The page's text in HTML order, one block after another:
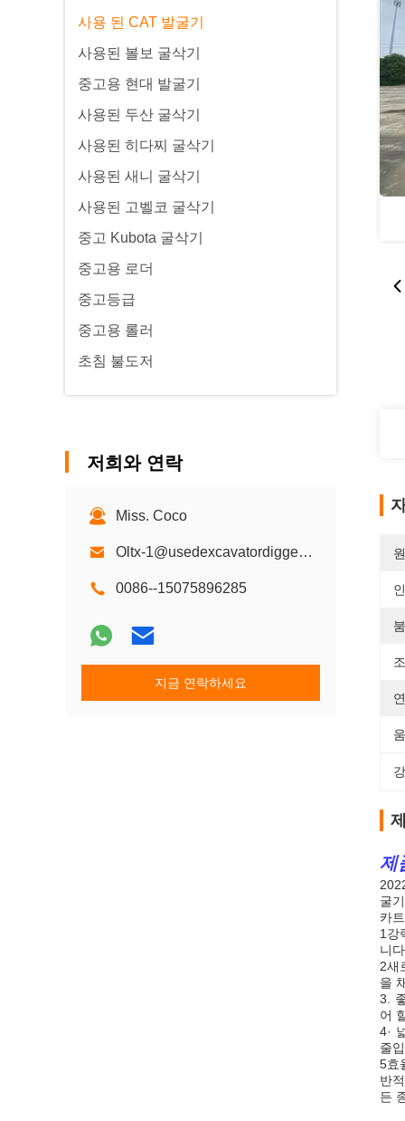
사용 된 CAT 발굴기
사용된 볼보 굴삭기
중고용 현대 발굴기
사용된 두산 굴삭기
사용된 히다찌 굴삭기
사용된 새니 굴삭기
사용된 고벨코 굴삭기
중고 Kubota 굴삭기
중고용 로더
중고등급
중고용 롤러
초침 불도저
저희와 연락
Miss. Coco
Oltx-1@usedexcavatordigger.com
0086--15075896285
지금 연락하세요
제
굴
카
1강
니
2새
을
3.
어
4·
줄
5효
반
든